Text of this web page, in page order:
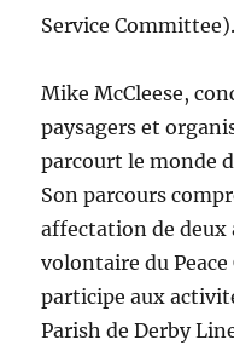
Service Committee).
Mike McCleese,
paysagers et
parcourt le monde
Son parcours
affectation de deux
volontaire du
participe aux
Parish de Derby